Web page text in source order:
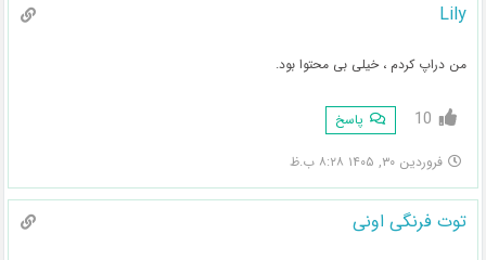
Lily
من دراپ کردم ، خیلی بی محتوا بود.
10 پاسخ
فروردین ۳۰, ۱۴۰۵ ۸:۲۸ ب.ظ
توت فرنگی اونی